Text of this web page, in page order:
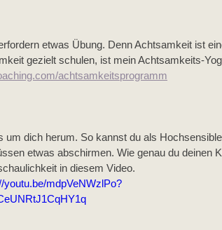
etwas Übung. Denn Achtsamkeit ist
gezielt schulen, ist mein Achtsamkeits-
achtsamkeitsprogramm
um dich herum. So kannst du als
etwas abschirmen. Wie genau du deinen
in diesem Video.
youtu.be/mdpVeNWzlPo?